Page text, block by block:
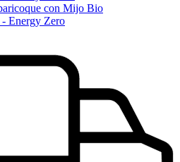
con Mijo Bio
Energy Zero